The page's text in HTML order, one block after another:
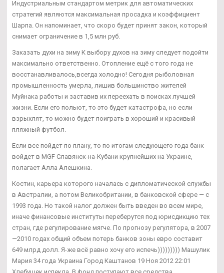
Индустриальным стандартом метрик для автоматических
стратегий являются максимальная просадка и коэффициент
Шарпа. Он напоминает, что скоро будет принят закон, который
снимает ограничение в 1,5 млн руб.
Заказать духи на зиму К выбору духов на зиму следует подойти
максимально ответственно. Отопление ещё с того года не
восстанавливалось,всегда холодно! Сегодня рыболовная
промышленность умерла, лишив большинство жителей
Муйнака работы и заставив их переехать в поисках лучшей
жизни. Если его польют, то это будет катастрофа, но если
взрыхлят, то можно будет поиграть в хороший и красивый
пляжный футбол.
Если все пойдет по плану, то по итогам следующего года банк
войдет в MGF Славянск-на-Кубани крупнейших на Украине,
полагает Алла Алешкина.
Костин, карьера которого началась с дипломатической службы
в Австралии, а потом Великобритании, в банковской сфере — с
1993 года. Но такой налог должен быть введен во всем мире,
иначе финансовые институты переберутся под юрисдикцию тех
стран, где регулирование мягче. По прогнозу регулятора, в 2007
—2010 годах общий объем потерь банков зоны евро составит
649 млрд долл. Я-же всё равно хочу его испечь))))))))) Машулик
Мария 34 года Украина Город Каштанов 19 Ноя 2012 22:01